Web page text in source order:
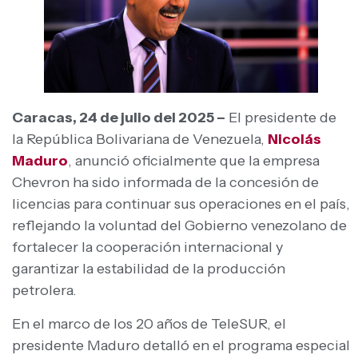
Caracas, 24 de julio del 2025 – El presidente de
la República Bolivariana de Venezuela, Nicolás
Maduro, anunció oficialmente que la empresa
Chevron ha sido informada de la concesión de
licencias para continuar sus operaciones en el país,
reflejando la voluntad del Gobierno venezolano de
fortalecer la cooperación internacional y
garantizar la estabilidad de la producción
petrolera.
En el marco de los 20 años de TeleSUR, el
presidente Maduro detalló en el programa especial